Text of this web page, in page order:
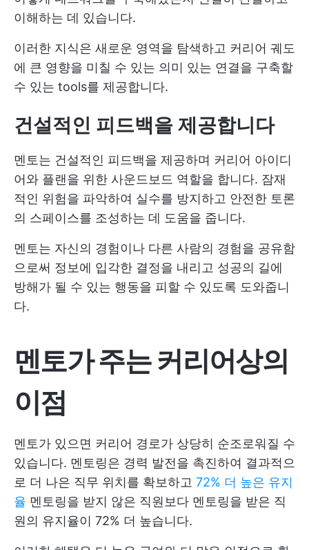
이해하는 데 있습니다.
이러한 지식은 새로운 영역을 탐색하고 커리어 궤도
에 큰 영향을 미칠 수 있는 의미 있는 연결을 구축할
수 있는 tools를 제공합니다.
건설적인 피드백을 제공합니다
멘토는 건설적인 피드백을 제공하며 커리어 아이디
어와 플랜을 위한 사운드보드 역할을 합니다. 잠재
적인 위험을 파악하여 실수를 방지하고 안전한 토론
의 스페이스를 조성하는 데 도움을 줍니다.
멘토는 자신의 경험이나 다른 사람의 경험을 공유함
으로써 정보에 입각한 결정을 내리고 성공의 길에
방해가 될 수 있는 행동을 피할 수 있도록 도와줍니
다.
멘토가 주는 커리어상의
이점
멘토가 있으면 커리어 경로가 상당히 순조로워질 수
있습니다. 멘토링은 경력 발전을 촉진하여 결과적으
로 더 나은 직무 위치를 확보하고 72% 더 높은 유지
율 멘토링을 받지 않은 직원보다 멘토링을 받은 직
원의 유지율이 72% 더 높습니다.